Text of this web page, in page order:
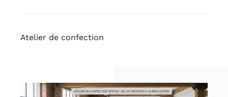
Atelier de confection